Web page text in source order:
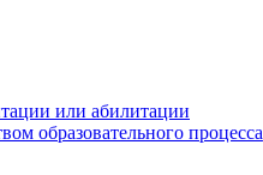
или абилитации
образовательного процесса